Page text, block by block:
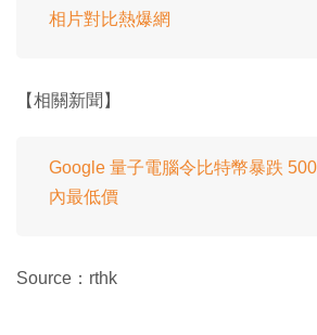
相片對比熱爆網
【相關新聞】
Google 量子電腦令比特幣暴跌
內最低價
Source：rthk